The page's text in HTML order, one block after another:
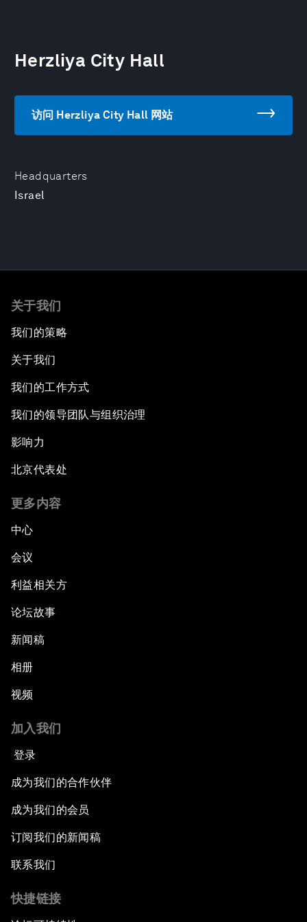
Headquarters
Israel
Herzliya City Hall
访问 Herzliya City Hall 网站
关于我们
我们的策略
关于我们
我们的工作方式
我们的领导团队与组织治理
影响力
北京代表处
更多内容
中心
会议
利益相关方
论坛故事
新闻稿
相册
视频
加入我们
登录
成为我们的合作伙伴
成为我们的会员
订阅我们的新闻稿
联系我们
快捷链接